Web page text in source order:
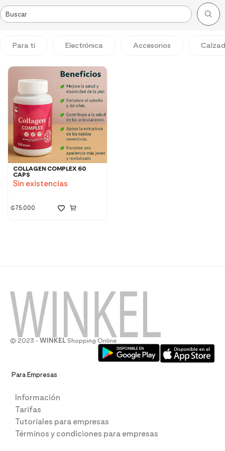
Para tí Electrónica Accesorios
COLLAGEN COMPLEX 60
CAPS
Sin existencias
₲ 75.000
© 2023 - WINKEL Shopping Online
Para Empresas
Información
Tarifas
Tutoriales para empresas
Términos y condiciones para empresas